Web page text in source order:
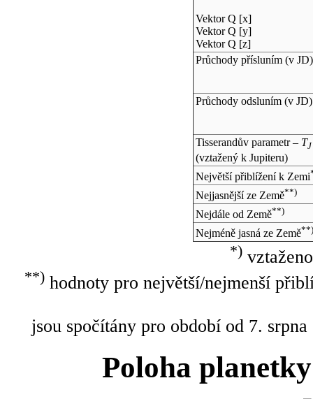
Vektor Q [x]
Vektor Q [y]
Vektor Q [z]
Průchody přísluním (v JD)
Průchody odsluním (v JD)
Tisserandův parametr – TJ
(vztažený k Jupiteru)
Největší přiblížení k Zemi
Nejjasnější ze Země**)
Nejdále od Země**)
Nejméně jasná ze Země**)
*)
**)hodnoty pro největší/nejmenší
jsou spočítány pro období od 7.
Poloha